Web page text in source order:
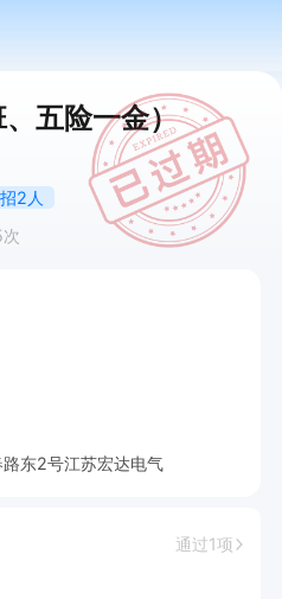
五险一金）
招2人
东2号江苏宏达电气
通过1项